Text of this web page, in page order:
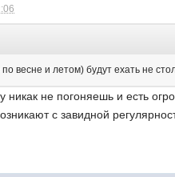
весне и летом) будут ехать не
никак не погоняешь и есть
с завидной